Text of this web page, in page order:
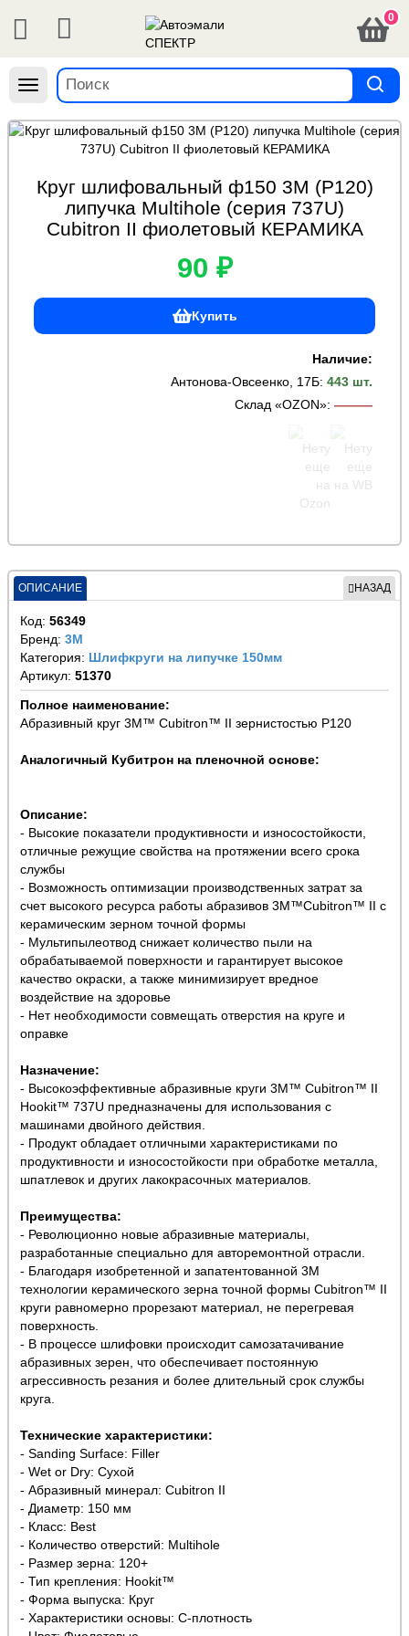
0
Навигация
Круг шлифовальный ф150 3M (Р120)
липучка Multihole (серия 737U)
Cubitron II фиолетовый КЕРАМИКА
90 ₽
Купить
Наличие:
Антонова-Овсеенко, 17Б: 443 шт.
Склад «OZON»: ———
ОПИСАНИЕ НАЗАД
Код: 56349
Бренд: 3М
Категория: Шлифкруги на липучке 150мм
Артикул: 51370
Полное наименование:
Абразивный круг 3M™ Cubitron™ II зернистостью Р120
Аналогичный Кубитрон на пленочной основе:
Описание:
- Высокие показатели продуктивности и износостойкости,
отличные режущие свойства на протяжении всего срока
службы
- Возможность оптимизации производственных затрат за
счет высокого ресурса работы абразивов 3M™Cubitron™ II с
керамическим зерном точной формы
- Мультипылеотвод снижает количество пыли на
обрабатываемой поверхности и гарантирует высокое
качество окраски, а также минимизирует вредное
воздействие на здоровье
- Нет необходимости совмещать отверстия на круге и
оправке
Назначение:
- Высокоэффективные абразивные круги 3M™ Cubitron™ II
Hookit™ 737U предназначены для использования с
машинами двойного действия.
- Продукт обладает отличными характеристиками по
продуктивности и износостойкости при обработке металла,
шпатлевок и других лакокрасочных материалов.
Преимущества:
- Революционно новые абразивные материалы,
разработанные специально для авторемонтной отрасли.
- Благодаря изобретенной и запатентованной 3М
технологии керамического зерна точной формы Cubitron™ II
круги равномерно прорезают материал, не перегревая
поверхность.
- В процессе шлифовки происходит самозатачивание
абразивных зерен, что обеспечивает постоянную
агрессивность резания и более длительный срок службы
круга.
Технические характеристики:
- Sanding Surface: Filler
- Wet or Dry: Сухой
- Абразивный минерал: Cubitron II
- Диаметр: 150 мм
- Класс: Best
- Количество отверстий: Multihole
- Размер зерна: 120+
- Тип крепления: Hookit™
- Форма выпуска: Круг
- Характеристики основы: C-плотность